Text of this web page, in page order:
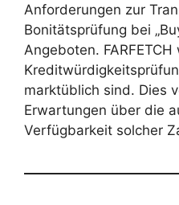
Anforderungen zur
Bonitätsprüfung bei
Angeboten.
marktüblich sind. Dies
Erwartungen über die
Verfügbarkeit solcher